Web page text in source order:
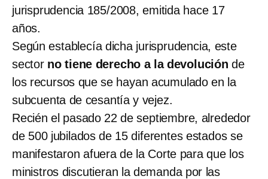
jurisprudencia 185/2008, emitida hace 17
años.
Según establecía dicha jurisprudencia, este
sector no tiene derecho a la devoluciónde
los recursos que se hayan acumulado en la
subcuenta de cesantía y vejez.
Recién el pasado 22 de septiembre, alrededor
de 500 jubilados de 15 diferentes estados se
manifestaron afuera de la Corte para que los
ministros discutieran la demanda por las